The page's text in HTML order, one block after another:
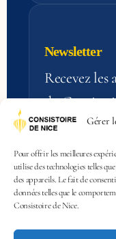
Gérer
Pour offrir les meilleures
utilise des technologies telles
des appareils. Le fait de
données telles que le
Consistoire de Nice.
Newsletter
Recevez les
du
S'inscrire